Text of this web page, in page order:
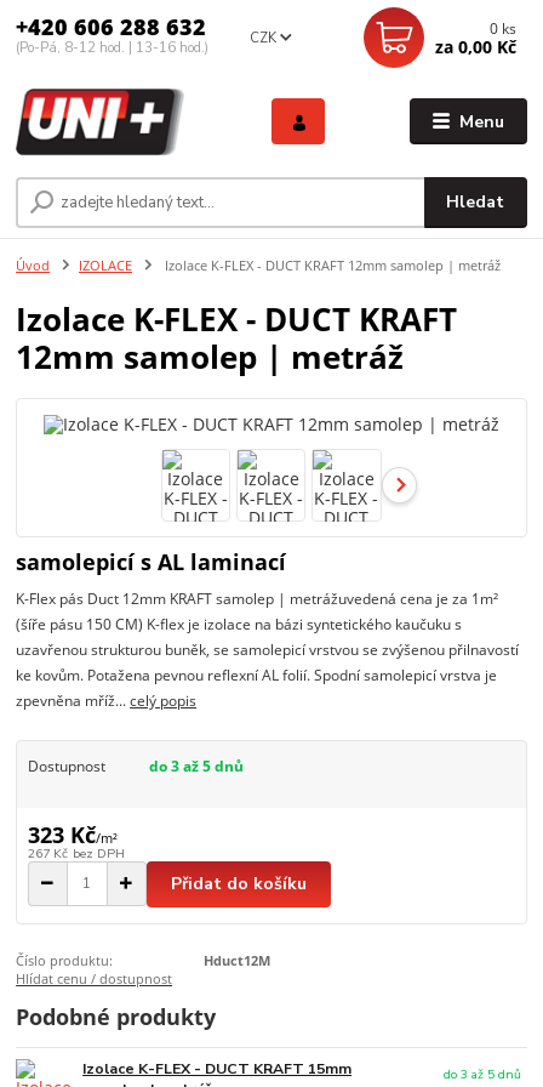
Menu
CZK
Hledat
+420 606 288 632
(Po-Pá, 8-12 hod. | 13-16 hod.)
0 ks
za 0,00 Kč
Úvod IZOLACE Izolace K-FLEX - DUCT KRAFT 12mm samolep | metráž
Izolace K-FLEX - DUCT KRAFT
12mm samolep | metráž
samolepicí s AL laminací
K-Flex pás Duct 12mm KRAFT samolep | metrážuvedená cena je za 1m²
(šíře pásu 150 CM) K-flex je izolace na bázi syntetického kaučuku s
uzavřenou strukturou buněk, se samolepicí vrstvou se zvýšenou přilnavostí
ke kovům. Potažena pevnou reflexní AL folií. Spodní samolepicí vrstva je
zpevněna mříž...celý popis
Dostupnost do 3 až 5 dnů
323 Kč/m²
267 Kč bez DPH
Přidat do košíku
Číslo produktu:
Hduct12M
Hlídat cenu / dostupnost
Podobné produkty
Izolace K-FLEX - DUCT KRAFT 15mm
do 3 až 5 dnů